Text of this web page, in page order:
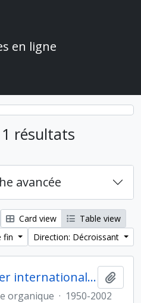
en ligne
résultats
avancée
Card view
Table view
fin
Direction: Décroissant
Direction du chantier international de fouilles de Ksar'Aqil (Liban)
organique · 1950-2002